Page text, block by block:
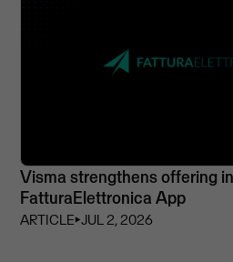
Visma strengthens offering
FatturaElettronica App
ARTICLE⏵JUL 2, 2026